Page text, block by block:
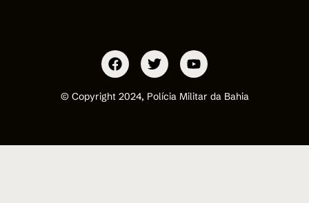
© Copyright 2024, Polícia Militar da Bahia